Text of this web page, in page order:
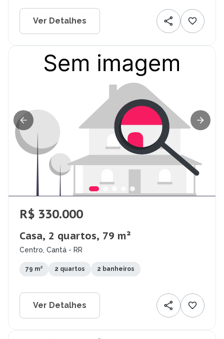
Ver Detalhes
R$ 330.000
Casa, 2 quartos, 79 m²
Centro, Cantá - RR
79 m² 2 quartos 2 banheiros
Ver Detalhes